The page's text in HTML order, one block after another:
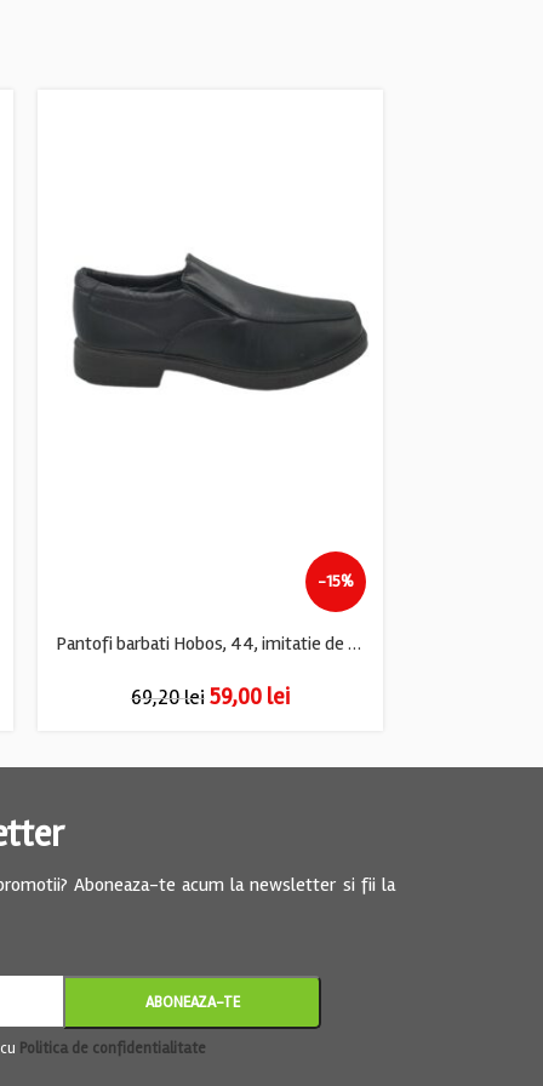
-15%
Pantofi barbati Hobos, 44, imitatie de piele, negru
69,20lei 59,00 lei
Aboneaza-te acum la newsletter si fii la
Politica de confidentialitate